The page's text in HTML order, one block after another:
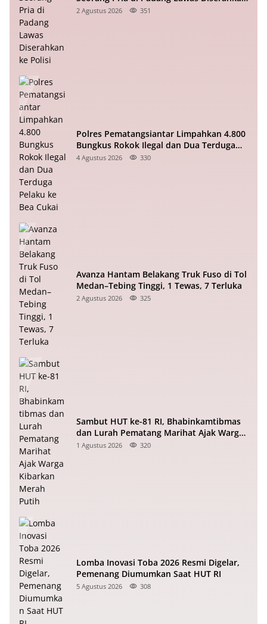
ke Polisi
2 Agustus 2026 351
Polres Pematangsiantar Limpahkan 4.800
Bungkus Rokok Ilegal dan Dua Terduga
Pelaku ke Bea Cukai
4 Agustus 2026 330
Avanza Hantam Belakang Truk Fuso di Tol
Medan–Tebing Tinggi, 1 Tewas, 7 Terluka
2 Agustus 2026 325
Sambut HUT ke-81 RI, Bhabinkamtibmas
dan Lurah Pematang Marihat Ajak Warga
Kibarkan Merah Putih
1 Agustus 2026 320
Lomba Inovasi Toba 2026 Resmi Digelar,
Pemenang Diumumkan Saat HUT RI
5 Agustus 2026 308